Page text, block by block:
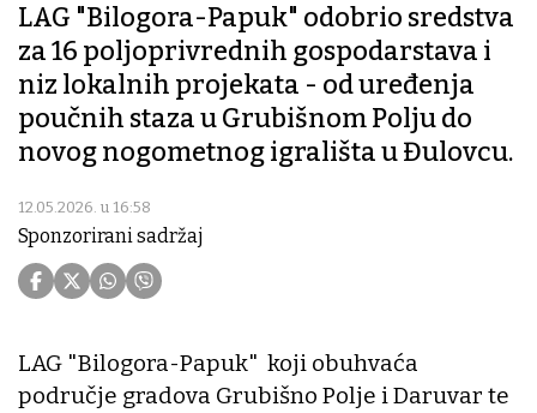
LAG "Bilogora-Papuk" odobrio sredstva
za 16 poljoprivrednih gospodarstava i
niz lokalnih projekata - od uređenja
poučnih staza u Grubišnom Polju do
novog nogometnog igrališta u Đulovcu.
12.05.2026. u 16:58
Sponzorirani sadržaj
LAG "Bilogora-Papuk" koji obuhvaća
područje gradova Grubišno Polje i Daruvar te